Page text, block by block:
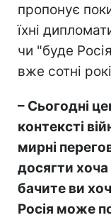
пропонує
їхні
чи "буде
вже сотні
– Cьогодні
контексті
мирні
досягти
бачите ви
Росія може